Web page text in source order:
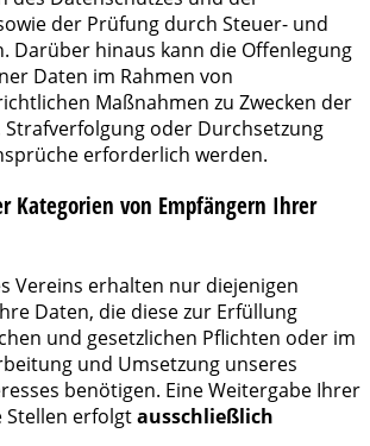
der Prüfung durch Steuer- und
Darüber hinaus kann die Offenlegung
Daten im Rahmen von
Maßnahmen zu Zwecken der
Strafverfolgung oder Durchsetzung
erforderlich werden.
Kategorien von Empfängern Ihrer
Vereins erhalten nur diejenigen
Daten, die diese zur Erfüllung
und gesetzlichen Pflichten oder im
und Umsetzung unseres
benötigen. Eine Weitergabe Ihrer
Stellen erfolgtausschließlich